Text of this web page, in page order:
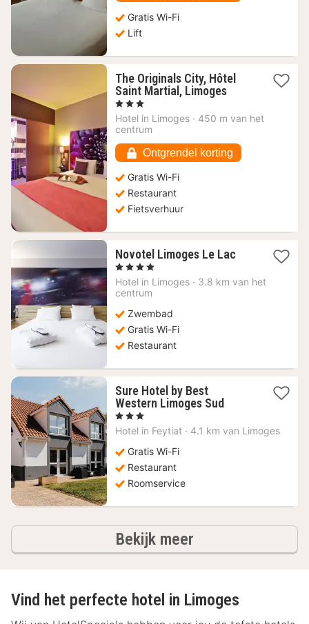
Gratis Wi-Fi
Lift
The Originals City, Hôtel
Saint Martial, Limoges1
vanaf
, 3 Sterren
Hotel in Limoges · 450 m van het
centrum
Ontgrendel korting
Gratis Wi-Fi
Restaurant
Fietsverhuur
Novotel Limoges Le Lac1
vanaf
, 4 Sterren
Hotel in Limoges · 3.8 km van het
centrum
Zwembad
Gratis Wi-Fi
Restaurant
Sure Hotel by Best
Western Limoges Sud1
vanaf
, 3 Sterren
Hotel in Feytiat · 4.1 km van Limoges
Gratis Wi-Fi
Restaurant
Roomservice
Bekijk meerhotels
Vind het perfecte hotel in Limoges